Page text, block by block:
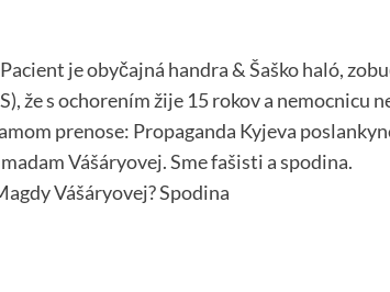
je obyčajná handra & Šaško haló,
že s ochorením žije 15 rokov a nemocnicu
prenose: Propaganda Kyjeva
Vášáryovej. Sme fašisti a spodina.
Vášáryovej? Spodina